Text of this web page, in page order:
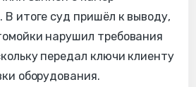
итоге суд пришёл к выводу,
нарушил требования
передал ключи клиенту
оборудования.